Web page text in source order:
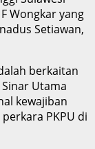
Wongkar yang
Setiawan,
berkaitan
Utama
kewajiban
PKPU di